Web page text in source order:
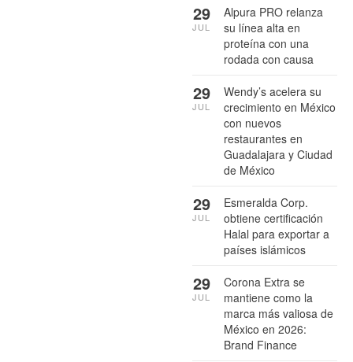
Alpura PRO relanza
su línea alta en
proteína con una
rodada con causa
29
JUL
Wendy’s acelera su
crecimiento en México
con nuevos
restaurantes en
Guadalajara y Ciudad
de México
29
JUL
Esmeralda Corp.
obtiene certificación
Halal para exportar a
países islámicos
29
JUL
Corona Extra se
mantiene como la
marca más valiosa de
México en 2026:
Brand Finance
29
JUL